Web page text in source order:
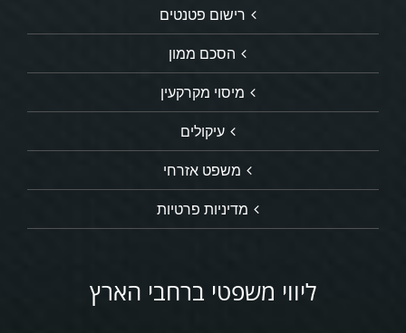
רישום פטנטים
הסכם ממון
מיסוי מקרקעין
עיקולים
משפט אזרחי
מדיניות פרטיות
ליווי משפטי ברחבי הארץ